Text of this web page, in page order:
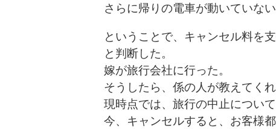
さらに帰りの電車が動いていな
ということで、キャンセル料を
と判断した。
嫁が旅行会社に行った。
そうしたら、係の人が教えてくれ
現時点では、旅行の中止につい
今、キャンセルすると、お客様